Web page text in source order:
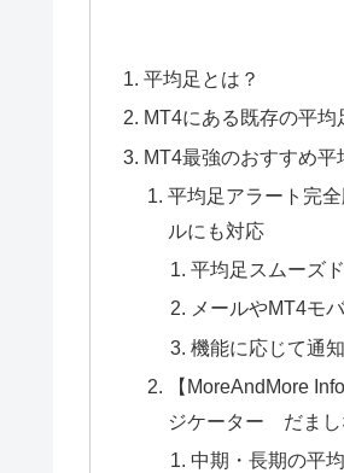
平均足とは？
MT4にある既存の平均
MT4最強のおすすめ
平均足アラート完
ルにも対応
平均足スムーズ
メールやMT4モ
機能に応じて通
【MoreAndMore
ジケーター だまし
中期・長期の平